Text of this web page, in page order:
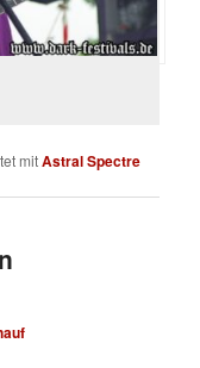
mitAstral Spectre